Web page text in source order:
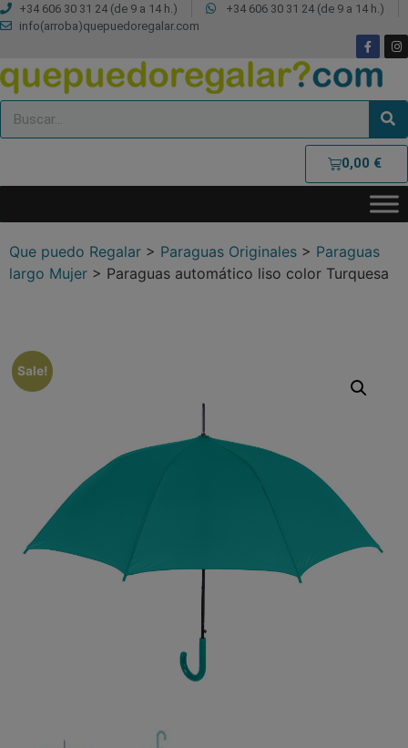
+34 606 30 31 24 (de 9 a 14 h.)
+34 606 30 31 24 (de 9 a 14 h.)
info(arroba)quepuedoregalar.com
0,00 €
Que puedo Regalar > Paraguas Originales > Paraguas
largo Mujer > Paraguas automático liso color Turquesa
Sale!